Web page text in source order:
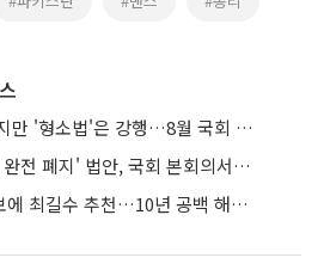
'선관위 특검' 합의했지만 '형소법'은 강행…8월 국회 '입법 2차전' 예고
지' 법안, 국회 본회의서 민주당 주도 통과
민주, 특별감찰관 후보에 최길수 추천…10년 공백 해소 속도